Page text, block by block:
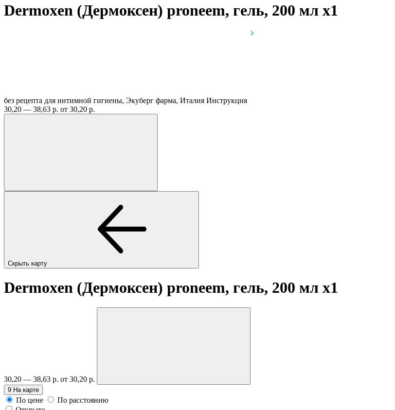
Dermoxen (Дермоксен) proneem, гель, 200 мл x1
без рецепта для интимной гигиены, Экуберг фарма, Италия Инструкция
30,20 — 38,63 р. от 30,20 р.
Скрыть карту
Dermoxen (Дермоксен) proneem, гель, 200 мл x1
30,20 — 38,63 р. от 30,20 р.
9 На карте
По цене
По расстоянию